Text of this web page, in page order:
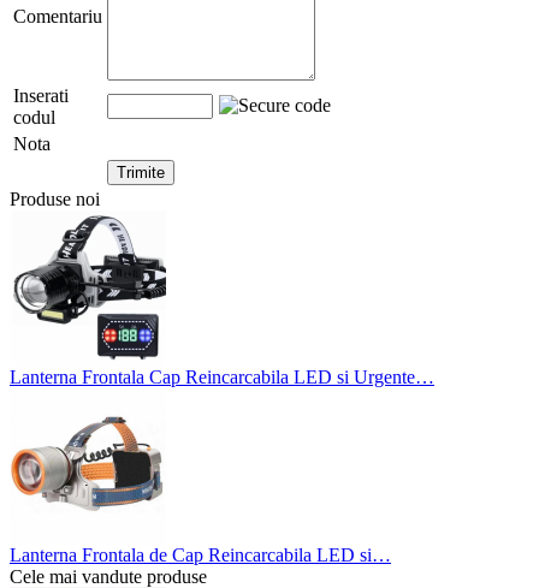
Comentariu
Inserati
codul
Nota
Produse noi
Lanterna Frontala Cap Reincarcabila LED si Urgente…
Lanterna Frontala de Cap Reincarcabila LED si…
Cele mai vandute produse